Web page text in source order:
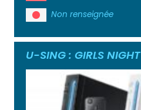
Non renseignée
U-SING : GIRLS NIGHT